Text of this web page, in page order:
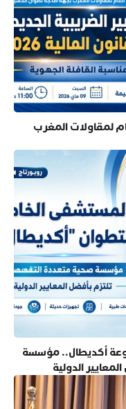
لمقاولات المغرب
أكديطال.. مؤسسة
الدولية